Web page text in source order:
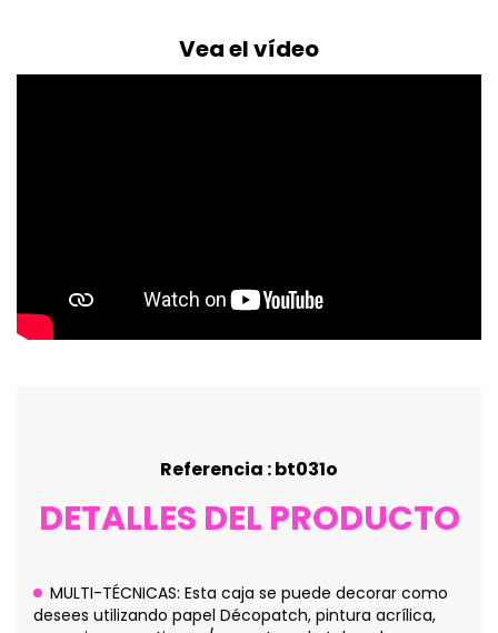
Vea el vídeo
Referencia : bt031o
DETALLES DEL PRODUCTO
MULTI-TÉCNICAS: Esta caja se puede decorar como
desees utilizando papel Décopatch, pintura acrílica,